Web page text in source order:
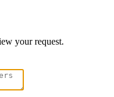
your request.